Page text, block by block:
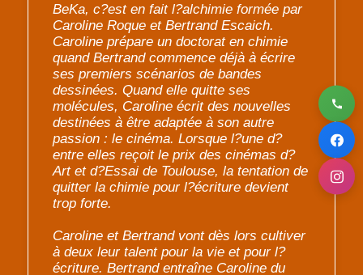
BeKa, c?est en fait l?alchimie formée par
Caroline Roque et Bertrand Escaich.
Caroline prépare un doctorat en chimie
quand Bertrand commence déjà à écrire
ses premiers scénarios de bandes
dessinées. Quand elle quitte ses
molécules, Caroline écrit des nouvelles
destinées à être adaptée à son autre
passion : le cinéma. Lorsque l?une d?
entre elles reçoit le prix des cinémas d?
Art et d?Essai de Toulouse, la tentation de
quitter la chimie pour l?écriture devient
trop forte.
Caroline et Bertrand vont dès lors cultiver
à deux leur talent pour la vie et pour l?
écriture. Bertrand entraîne Caroline du